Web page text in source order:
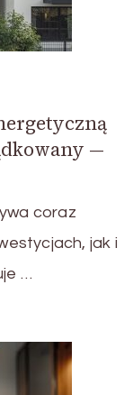
—
coraz
jak i
…